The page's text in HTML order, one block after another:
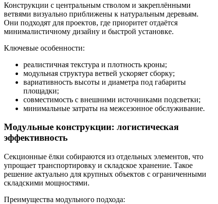
Конструкции с центральным стволом и закреплёнными
ветвями визуально приближены к натуральным деревьям.
Они подходят для проектов, где приоритет отдаётся
минималистичному дизайну и быстрой установке.
Ключевые особенности:
реалистичная текстура и плотность кроны;
модульная структура ветвей ускоряет сборку;
вариативность высоты и диаметра под габариты
площадки;
совместимость с внешними источниками подсветки;
минимальные затраты на межсезонное обслуживание.
Модульные конструкции: логистическая
эффективность
Секционные ёлки собираются из отдельных элементов, что
упрощает транспортировку и складское хранение. Такое
решение актуально для крупных объектов с ограниченными
складскими мощностями.
Преимущества модульного подхода: